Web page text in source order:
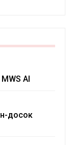
AI
досок